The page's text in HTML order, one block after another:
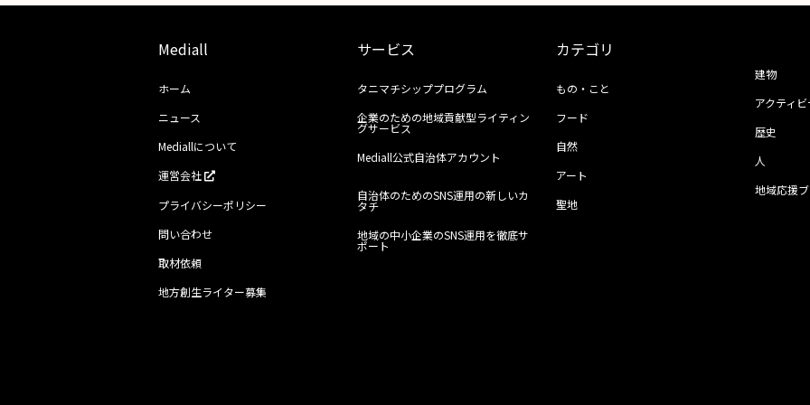
Mediall
ホーム
ニュース
Mediallについて
運営会社
プライバシーポリシー
問い合わせ
取材依頼
地方創生ライター募集
サービス
タニマチシッププログラム
企業のための地域貢献型ライティン
グサービス
Mediall公式自治体アカウント
自治体のためのSNS運用の新しいカ
タチ
地域の中小企業のSNS運用を徹底サ
ポート
カテゴリ
もの・こと
フード
自然
アート
聖地
建物
アクティビ
歴史
人
地域応援